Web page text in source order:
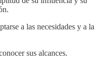
a las necesidades y a la
sus alcances.